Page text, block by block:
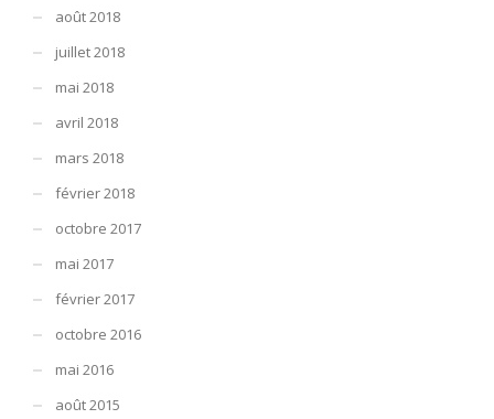
août 2018
juillet 2018
mai 2018
avril 2018
mars 2018
février 2018
octobre 2017
mai 2017
février 2017
octobre 2016
mai 2016
août 2015